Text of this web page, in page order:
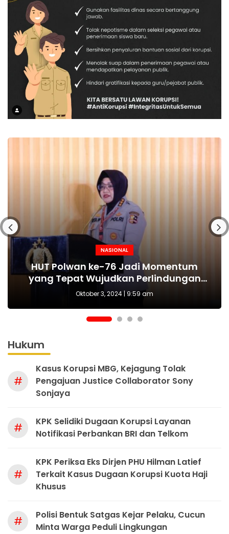
NASIONAL
HUT Polwan ke-76 Jadi Momentum
yang Tepat Wujudkan Perlindungan
Perempuan dan Anak
Oktober 3, 2024 | 9:59 am
NASIONAL
MAKI Sebut Seleksi Capim KPK Tidak Sah
Sejak Awal, Harusnya Dilakukan Era
Prabowo
NASIONAL
Polda Metro Jaya Kembali Tangkap 1
Tersangka Kasus Pembubaran Paksa
Diskusi di Kemang
BERITA
Kejari tetapkan Kades Sejahtera Sigi
tersangka korupsi ADD
Hukum
#
Kasus Korupsi MBG, Kejagung Tolak
Pengajuan Justice Collaborator Sony
Sonjaya
#
KPK Selidiki Dugaan Korupsi Layanan
Notifikasi Perbankan BRI dan Telkom
#
KPK Periksa Eks Dirjen PHU Hilman Latief
Terkait Kasus Dugaan Korupsi Kuota Haji
Khusus
#
Polisi Bentuk Satgas Kejar Pelaku, Cucun
Minta Warga Peduli Lingkungan